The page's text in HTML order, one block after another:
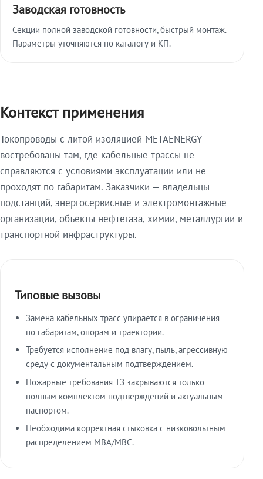
Заводская готовность
Секции полной заводской готовности, быстрый монтаж.
Параметры уточняются по каталогу и КП.
Контекст применения
Токопроводы с литой изоляцией METAENERGY
востребованы там, где кабельные трассы не
справляются с условиями эксплуатации или не
проходят по габаритам. Заказчики — владельцы
подстанций, энергосервисные и электромонтажные
организации, объекты нефтегаза, химии, металлургии и
транспортной инфраструктуры.
Типовые вызовы
Замена кабельных трасс упирается в ограничения
по габаритам, опорам и траектории.
Требуется исполнение под влагу, пыль, агрессивную
среду с документальным подтверждением.
Пожарные требования ТЗ закрываются только
полным комплектом подтверждений и актуальным
паспортом.
Необходима корректная стыковка с низковольтным
распределением МВА/МВС.